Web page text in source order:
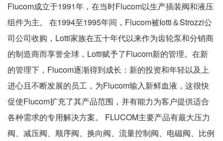
Flucom成立于1991年，在当时Flucom以生产插装阀和液压
组件为主。 在1994至1995年间，Flucom被Iotti＆Strozzi公
司公司收购，Lotti家族在五十年代以来作为齿轮泵和分销商
的制造商而享誉全球，Lotti赋予了Flucom新的管理。在新
的管理下，Flucom逐渐得到成长：新的投资和年轻以及上
进心且不断发展的员工，为Flucom输入新鲜血液，这很快
促使Flucom扩充了其产品范围，并有能力为客户提供适合
各种需求的专用解决方案。 FLUCOM主要产品有最大压力
阀、减压阀、顺序阀、换向阀、流量控制阀、电磁阀、比例